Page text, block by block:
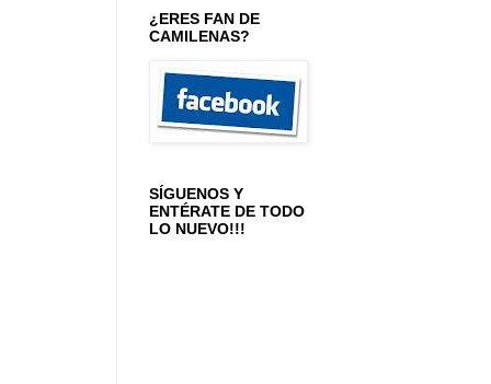
¿ERES FAN DE
CAMILENAS?
SÍGUENOS Y
ENTÉRATE DE TODO
LO NUEVO!!!